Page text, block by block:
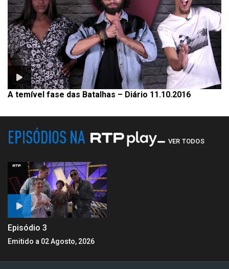
A temível fase das Batalhas – Diário 11.10.2016
EPISÓDIOS NA VER TODOS
Episódio 3
Emitido a 02 Agosto, 2026